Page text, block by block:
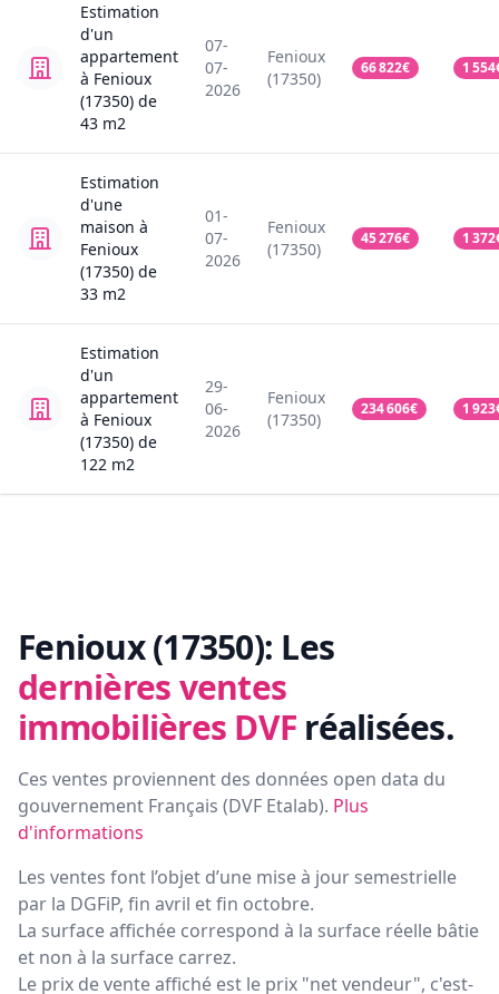
Estimation
d'un
appartement
à Fenioux
(17350) de
43 m2
07-
07-
2026
Fenioux
(17350)
66 822€ 1 554
Estimation
d'une
maison à
Fenioux
(17350) de
33 m2
01-
07-
2026
Fenioux
(17350)
45 276€ 1 372
Estimation
d'un
appartement
à Fenioux
(17350) de
122 m2
29-
06-
2026
Fenioux
(17350)
234 606€ 1 923
Fenioux (17350): Les
dernières ventes
immobilières DVF réalisées.
Ces ventes proviennent des données open data du
gouvernement Français (DVF Etalab). Plus
d'informations
Les ventes font l’objet d’une mise à jour semestrielle
par la DGFiP, fin avril et fin octobre.
La surface affichée correspond à la surface réelle bâtie
et non à la surface carrez.
Le prix de vente affiché est le prix "net vendeur", c'est-